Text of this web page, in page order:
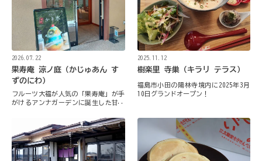
2026.07.22
果寿庵 涼ノ庭（かじゅあん す
ずのにわ）
フルーツ大福が人気の「果寿庵」が手
がけるアンナガーデンに誕生した甘味
2025.11.12
樹楽里 寺巣（キラリ テラス）
福島市小田の陽林寺境内に2025年3月
10日グランドオープン！